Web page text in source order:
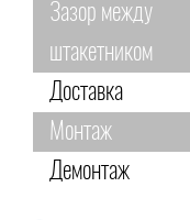
Зазор между
штакетником
Доставка
Монтаж
Демонтаж